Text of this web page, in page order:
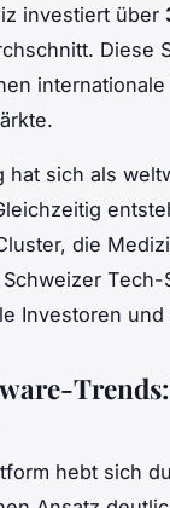
investiert über
Diese
hat sich als
die
Tech-
Investoren und
hebt sich